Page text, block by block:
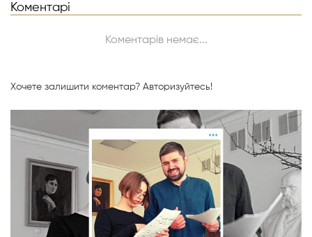
Коментарі
Коментарів немає...
Хочете залишити коментар? Авторизуйтесь!